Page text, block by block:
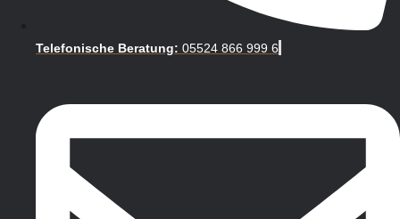
Telefonische Beratung: 05524 866 999 6